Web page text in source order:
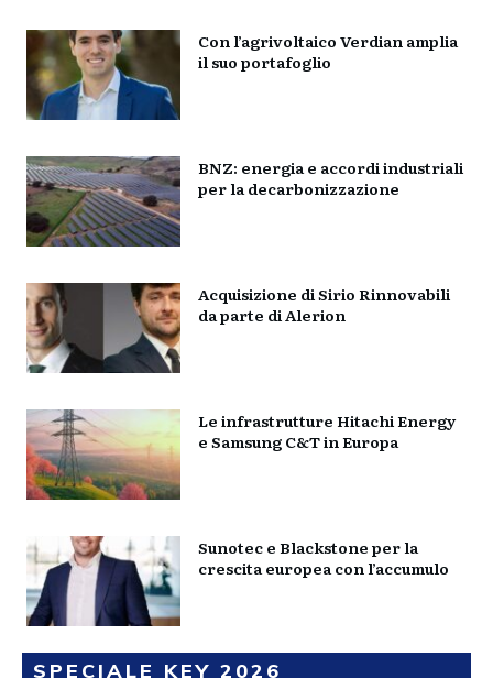
Con l’agrivoltaico Verdian amplia
il suo portafoglio
BNZ: energia e accordi industriali
per la decarbonizzazione
Acquisizione di Sirio Rinnovabili
da parte di Alerion
Le infrastrutture Hitachi Energy
e Samsung C&T in Europa
Sunotec e Blackstone per la
crescita europea con l’accumulo
SPECIALE KEY 2026